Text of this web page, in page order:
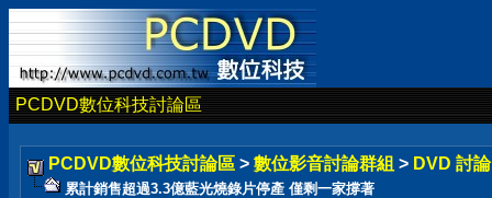
PCDVD數位科技討論區
PCDVD數位科技討論區 > 數位影音討論群組 > DVD 討
累計銷售超過3.3億藍光燒錄片停產 僅剩一家撐著